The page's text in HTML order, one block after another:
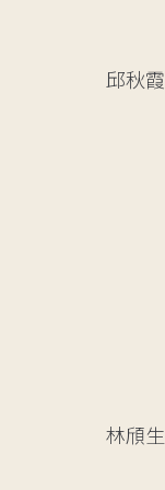
邱秋霞
林頎生